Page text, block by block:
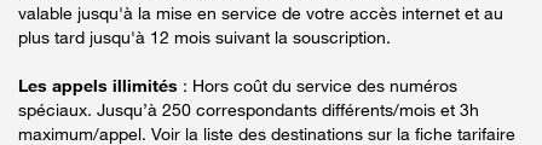
valable jusqu'à la mise en service de votre accès internet et au
plus tard jusqu'à 12 mois suivant la souscription.
Les appels illimités : Hors coût du service des numéros
spéciaux. Jusqu’à 250 correspondants différents/mois et 3h
maximum/appel. Voir la liste des destinations sur la fiche tarifaire